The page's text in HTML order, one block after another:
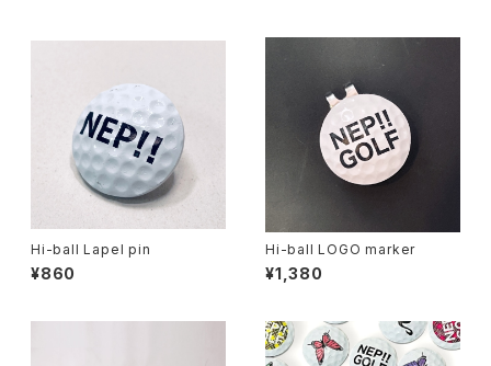
Hi-ball Lapel pin
¥860
Hi-ball LOGO marker
¥1,380